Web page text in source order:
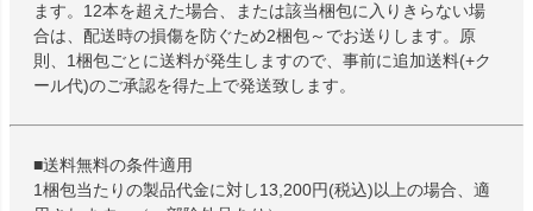
ます。12本を超えた場合、または該当梱包に入りきらない場
合は、配送時の損傷を防ぐため2梱包～でお送りします。原
則、1梱包ごとに送料が発生しますので、事前に追加送料(+ク
ール代)のご承認を得た上で発送致します。
■送料無料の条件適用
1梱包当たりの製品代金に対し13,200円(税込)以上の場合、適